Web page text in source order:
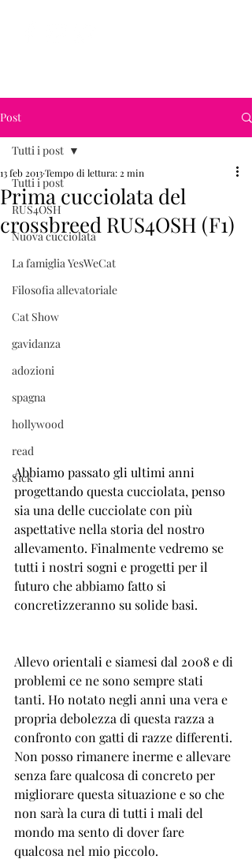
Post
Tutti i post
RUS4OSH
Nuova cucciolata
La famiglia YesWeCat
Filosofia allevatoriale
Cat Show
gavidanza
adozioni
spagna
hollywood
read
Sick
Tutti i post
Prima cucciolata del
crossbreed RUS4OSH (F1)
13 feb 2013Tempo di lettura: 2 min
Abbiamo passato gli ultimi anni
progettando questa cucciolata, penso
sia una delle cucciolate con più
aspettative nella storia del nostro
allevamento. Finalmente vedremo se
tutti i nostri sogni e progetti per il
futuro che abbiamo fatto si
concretizzeranno su solide basi.
Allevo orientali e siamesi dal 2008 e di
problemi ce ne sono sempre stati
tanti. Ho notato negli anni una vera e
propria debolezza di questa razza a
confronto con gatti di razze differenti.
Non posso rimanere inerme e allevare
senza fare qualcosa di concreto per
migliorare questa situazione e so che
non sarà la cura di tutti i mali del
mondo ma sento di dover fare
qualcosa nel mio piccolo.